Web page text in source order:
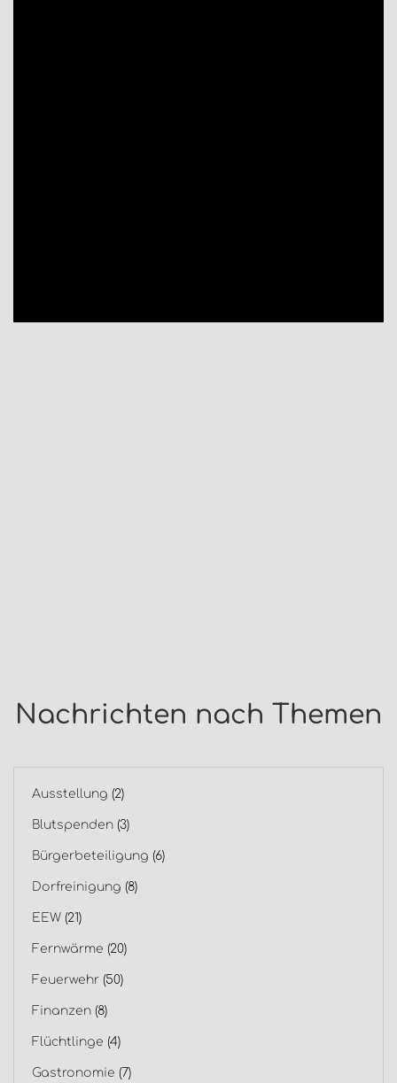
Nachrichten nach Themen
Ausstellung (2)
Blutspenden (3)
Bürgerbeteiligung (6)
Dorfreinigung (8)
EEW (21)
Fernwärme (20)
Feuerwehr (50)
Finanzen (8)
Flüchtlinge (4)
Gastronomie (7)